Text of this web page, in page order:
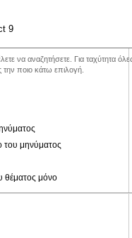
να αναζητήσετε. Για ταχύτητα
την ποιο κάτω επιλογή.
του μηνύματος
θέματος μόνο